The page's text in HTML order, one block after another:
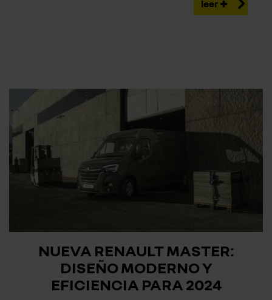
leer
NUEVA RENAULT MASTER:
DISEÑO MODERNO Y
EFICIENCIA PARA 2024